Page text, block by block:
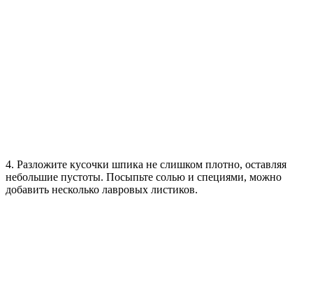
4. Разложите кусочки шпика не слишком плотно, оставляя
небольшие пустоты. Посыпьте солью и специями, можно
добавить несколько лавровых листиков.